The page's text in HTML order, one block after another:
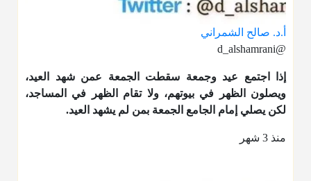
أ.د. صالح الشمراني
@d_alshamrani
إذا اجتمع عيد وجمعة سقطت الجمعة عمن شهد العيد،
ويصلون الظهر في بيوتهم، ولا تقام الظهر في المساجد،
لكن يصلي إمام الجامع الجمعة بمن لم يشهد العيد.
منذ 3 شهر